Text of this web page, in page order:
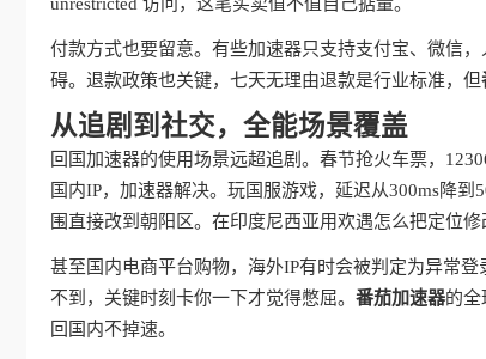
付款方式也要留意。有些加速器只支持支付宝、微信，
碍。退款政策也关键，七天无理由退款是行业标准，但
从追剧到社交，全能场景覆盖
回国加速器的使用场景远超追剧。春节抢火车票，
国内IP，加速器解决。玩国服游戏，延迟从300ms降
围直接改到朝阳区。在印度尼西亚用欢遇怎么把定位
甚至国内电商平台购物，海外IP有时会被判定为异常
不到，关键时刻卡你一下才觉得憋屈。 番茄加速器的全
回国内不掉速。